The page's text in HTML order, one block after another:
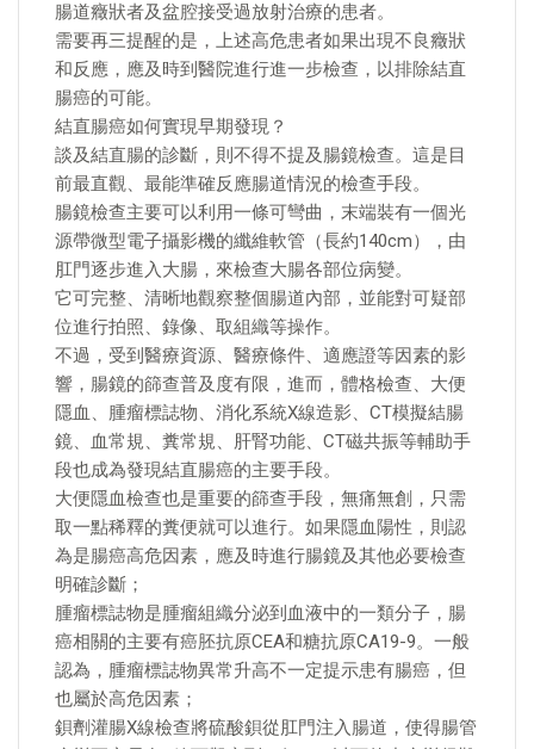
腸道癥狀者及盆腔接受過放射治療的患者。
需要再三提醒的是，上述高危患者如果出現不良癥狀
和反應，應及時到醫院進行進一步檢查，以排除結直
腸癌的可能。
結直腸癌如何實現早期發現？
談及結直腸的診斷，則不得不提及腸鏡檢查。這是目
前最直觀、最能準確反應腸道情況的檢查手段。
腸鏡檢查主要可以利用一條可彎曲，末端裝有一個光
源帶微型電子攝影機的纖維軟管（長約140cm），由
肛門逐步進入大腸，來檢查大腸各部位病變。
它可完整、清晰地觀察整個腸道內部，並能對可疑部
位進行拍照、錄像、取組織等操作。
不過，受到醫療資源、醫療條件、適應證等因素的影
響，腸鏡的篩查普及度有限，進而，體格檢查、大便
隱血、腫瘤標誌物、消化系統X線造影、CT模擬結腸
鏡、血常規、糞常規、肝腎功能、CT磁共振等輔助手
段也成為發現結直腸癌的主要手段。
大便隱血檢查也是重要的篩查手段，無痛無創，只需
取一點稀釋的糞便就可以進行。如果隱血陽性，則認
為是腸癌高危因素，應及時進行腸鏡及其他必要檢查
明確診斷；
腫瘤標誌物是腫瘤組織分泌到血液中的一類分子，腸
癌相關的主要有癌胚抗原CEA和糖抗原CA19-9。一般
認為，腫瘤標誌物異常升高不一定提示患有腸癌，但
也屬於高危因素；
鋇劑灌腸X線檢查將硫酸鋇從肛門注入腸道，使得腸管